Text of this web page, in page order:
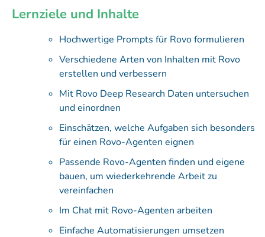
Lernziele und Inhalte
Hochwertige Prompts für Rovo formulieren
Verschiedene Arten von Inhalten mit Rovo
erstellen und verbessern
Mit Rovo Deep Research Daten untersuchen
und einordnen
Einschätzen, welche Aufgaben sich besonders
für einen Rovo-Agenten eignen
Passende Rovo-Agenten finden und eigene
bauen, um wiederkehrende Arbeit zu
vereinfachen
Im Chat mit Rovo-Agenten arbeiten
Einfache Automatisierungen umsetzen